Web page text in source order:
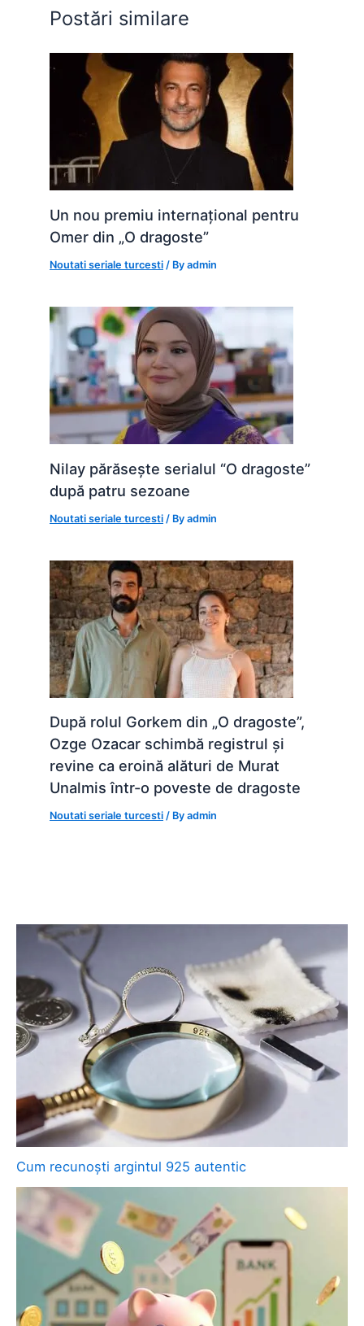
k
er
Postări similare
Un nou premiu internațional pentru
Omer din „O dragoste”
Noutati seriale turcesti / Byadmin
Nilay părăsește serialul “O dragoste”
după patru sezoane
Noutati seriale turcesti / Byadmin
După rolul Gorkem din „O dragoste”,
Ozge Ozacar schimbă registrul și
revine ca eroină alături de Murat
Unalmis într-o poveste de dragoste
Noutati seriale turcesti / Byadmin
Cum recunoști argintul 925 autentic